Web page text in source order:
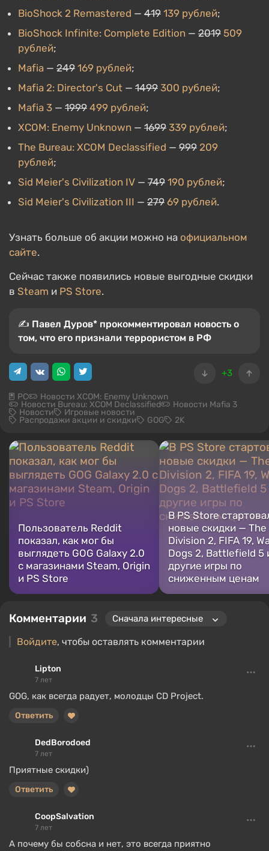
BioShock 2 Remastered — 419 139 рублей;
BioShock Infinite: Complete Edition — 2019 509
рублей;
Mafia — 249 169 рублей;
Mafia 2: Director's Cut — 1499 300 рублей;
Mafia 3 — 1999 499 рублей;
XCOM: Enemy Unknown — 1699 339 рублей;
The Bureau: XCOM Declassified — 999 209
рублей;
Sid Meier's Civilization IV — 749 190 рублей;
Sid Meier's Civilization III — 279 69 рублей.
Узнать больше об акции можно на официальном
сайте.
Сейчас также появились новые выгодные скидки
в Steam и PS Store.
✍️ Павел Дуров* прокомментировал новость о
том, что его признали террористом в РФ
+3
PC Новости XCOM: Enemy Unknown
Новости Bureau: XCOM Declassified Новости Mafia 3
Новости Игровые новости
Распродажи акции и скидки GOG 2K
Пользователь Reddit
показал, как мог бы
выглядеть GOG Galaxy 2.0
с магазинами Steam, Origin
и PS Store
В PS Store
новые скидки — The
Division 2, FIFA 19,
Dogs 2, Battlefield 5
другие игры по
сниженным ценам
Комментарии 3
Войдите, чтобы оставлять комментарии
Lipton
7 лет
GOG, как всегда радует, молодцы CD Project.
Ответить
DedBorodoed
7 лет
Приятные скидки)
Ответить
CoopSalvation
7 лет
А почему бы собсна и нет, это всегда приятно